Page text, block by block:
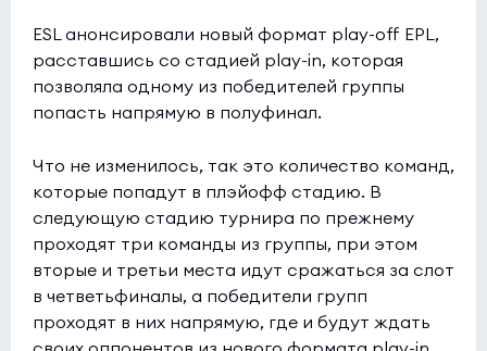
B8 Academy
Esports World Cup 2026 Open Qualifier
JiJieHao
Esports World Cup 2026 Open Qualifier(bo3)
EYEBALLERS 0
K27
9:11
ESL анонсировали новый формат play-off EPL,
расставшись со стадией play-in, которая
позволяла одному из победителей группы
попасть напрямую в полуфинал.
Что не изменилось, так это количество команд,
которые попадут в плэйофф стадию. В
следующую стадию турнира по прежнему
проходят три команды из группы, при этом
вторые и третьи места идут сражаться за слот
в четветьфиналы, а победители групп
проходят в них напрямую, где и будут ждать